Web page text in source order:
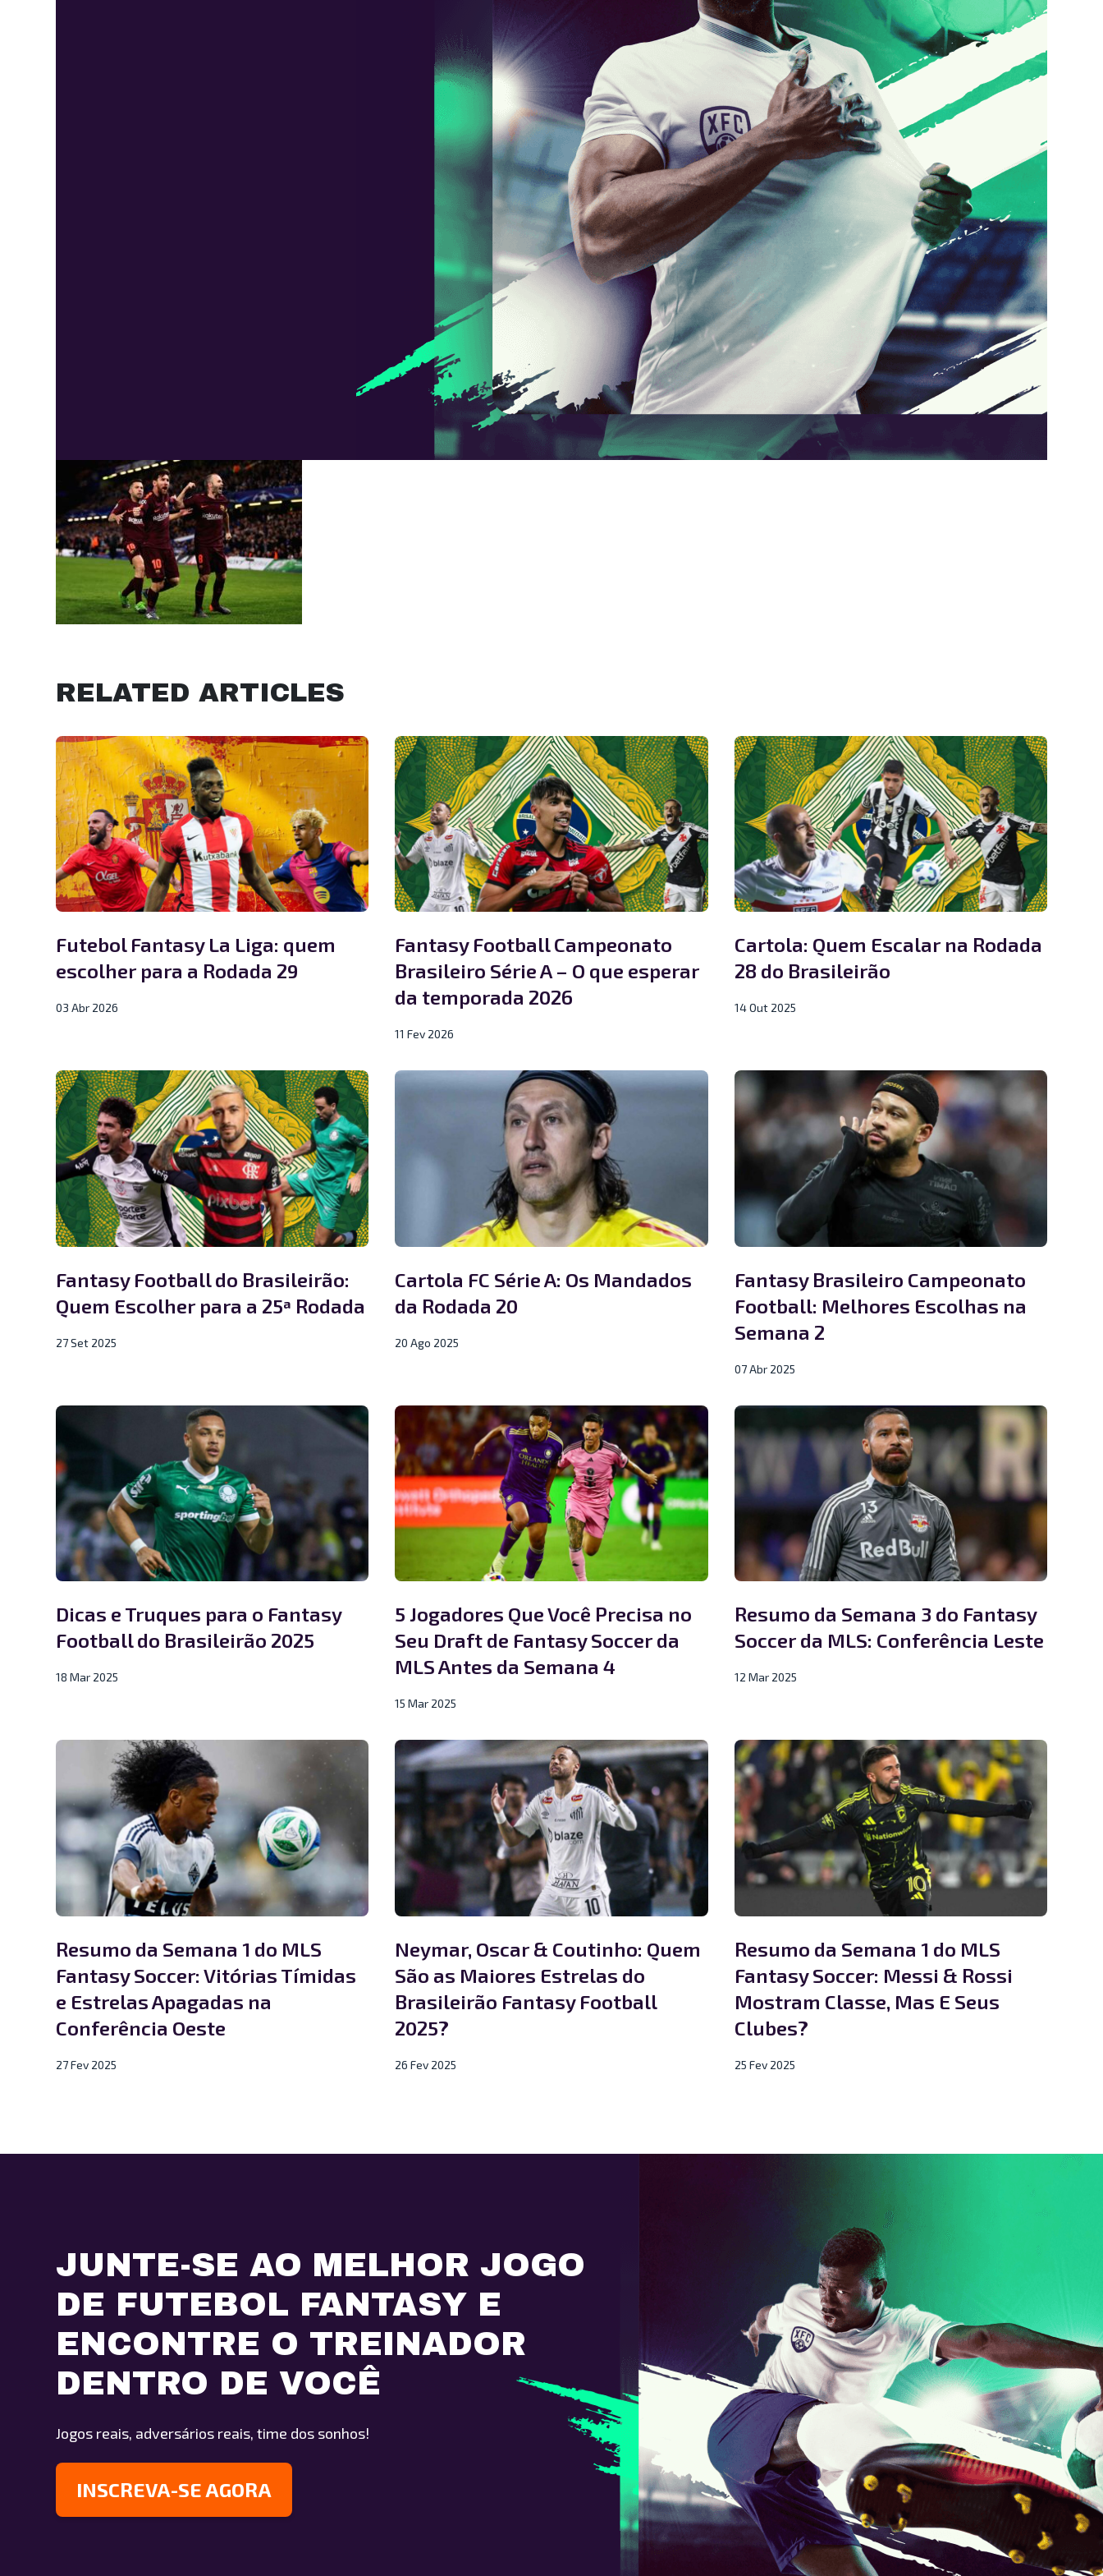
RELATED ARTICLES
Futebol Fantasy La Liga: quem
escolher para a Rodada 29
03 Abr 2026
Fantasy Football Campeonato
Brasileiro Série A – O que esperar
da temporada 2026
11 Fev 2026
Cartola: Quem Escalar na Rodada
28 do Brasileirão
14 Out 2025
Fantasy Football do Brasileirão:
Quem Escolher para a 25ª Rodada
27 Set 2025
Cartola FC Série A: Os Mandados
da Rodada 20
20 Ago 2025
Fantasy Brasileiro Campeonato
Football: Melhores Escolhas na
Semana 2
07 Abr 2025
Dicas e Truques para o Fantasy
Football do Brasileirão 2025
18 Mar 2025
5 Jogadores Que Você Precisa no
Seu Draft de Fantasy Soccer da
MLS Antes da Semana 4
15 Mar 2025
Resumo da Semana 3 do Fantasy
Soccer da MLS: Conferência Leste
12 Mar 2025
Resumo da Semana 1 do MLS
Fantasy Soccer: Vitórias Tímidas
e Estrelas Apagadas na
Conferência Oeste
27 Fev 2025
Neymar, Oscar & Coutinho: Quem
São as Maiores Estrelas do
Brasileirão Fantasy Football
2025?
26 Fev 2025
Resumo da Semana 1 do MLS
Fantasy Soccer: Messi & Rossi
Mostram Classe, Mas E Seus
Clubes?
25 Fev 2025
JUNTE-SE AO MELHOR JOGO
DE FUTEBOL FANTASY E
ENCONTRE O TREINADOR
DENTRO DE VOCÊ
Jogos reais, adversários reais, time dos sonhos!
INSCREVA-SE AGORA